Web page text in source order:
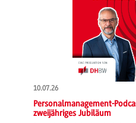
10.07.26
Personalmanagement-
zweijähriges Jubiläum